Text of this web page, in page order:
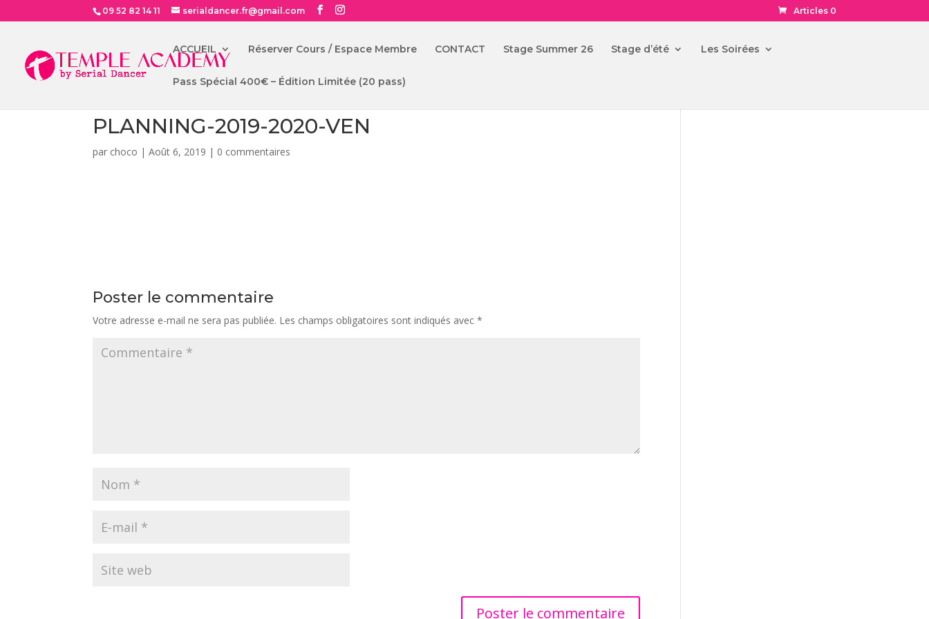
09 52 82 14 11 serialdancer.fr@gmail.com Articles 0
ACCUEIL Réserver Cours / Espace Membre CONTACT Stage Summer 26 Stage d’été Les Soirées
Pass Spécial 400€ – Édition Limitée (20 pass)
PLANNING-2019-2020-VEN
par choco |Août 6, 2019 | 0 commentaires
Poster le commentaire
Votre adresse e-mail ne sera pas publiée. Les champs obligatoires sont indiqués avec*